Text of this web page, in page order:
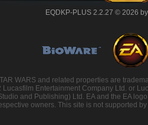
EQDKP-PLUS 2.2.27 © 2026
WARS and related properties are
Entertainment Company Ltd. or
and Publishing) Ltd. EA and the EA
owners. This site is not supported